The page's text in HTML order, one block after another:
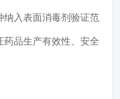
纳入表面消毒剂验证范
药品生产有效性、安全